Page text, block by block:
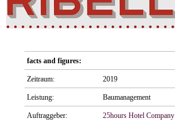
facts and figures:
Zeitraum: 2019
Leistung: Baumanagement
Auftraggeber: 25hours Hotel Company